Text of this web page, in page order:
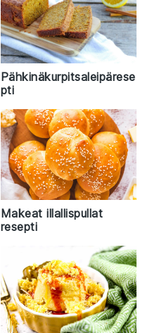
Pähkinäkurpitsaleipärese
pti
Makeat illallispullat
resepti